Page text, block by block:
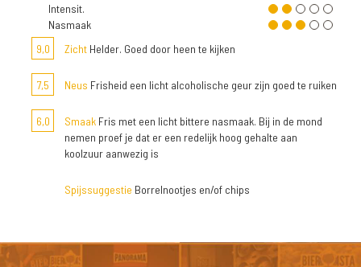
Intensit.
Nasmaak
9,0
Zicht Helder. Goed door heen te kijken
7,5 Neus Frisheid een licht alcoholische geur zijn goed te ruiken
6,0 Smaak Fris met een licht bittere nasmaak. Bij in de mond
nemen proef je dat er een redelijk hoog gehalte aan
koolzuur aanwezig is
Spijssuggestie Borrelnootjes en/of chips